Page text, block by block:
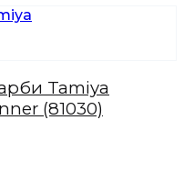
Tamiya
(81030)